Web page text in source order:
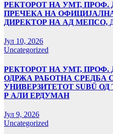
РЕКТОРОТ НА УМТ, ПРОФ.
ПРЕЧЕКА НА
ДИРЕКТОР НА АД МЕПСО,
Јул 10, 2026
Uncategorized
РЕКТОРОТ НА УМТ, ПРОФ.
ОДРЖА РАБОТНА СРЕДБА
УНИВЕРЗИТЕТОТ SUBÜ
Р АЛИ ЕРДУМАН
Јул 9, 2026
Uncategorized